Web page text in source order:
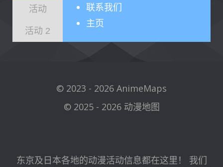
活动
活动 2
联系我们
主页
© 2023 - 2026 AnimeMaps
© 2025 - 2026 动漫地图
东京及日本各地的动漫活动信息都在这里！ 我们